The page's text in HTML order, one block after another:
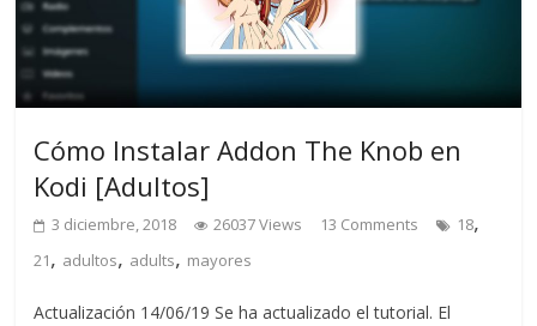
Cómo Instalar Addon The Knob en
Kodi [Adultos]
3 diciembre, 2018 26037 Views 13 Comments 18,
21, adultos, adults, mayores
Actualización 14/06/19 Se ha actualizado el tutorial. El